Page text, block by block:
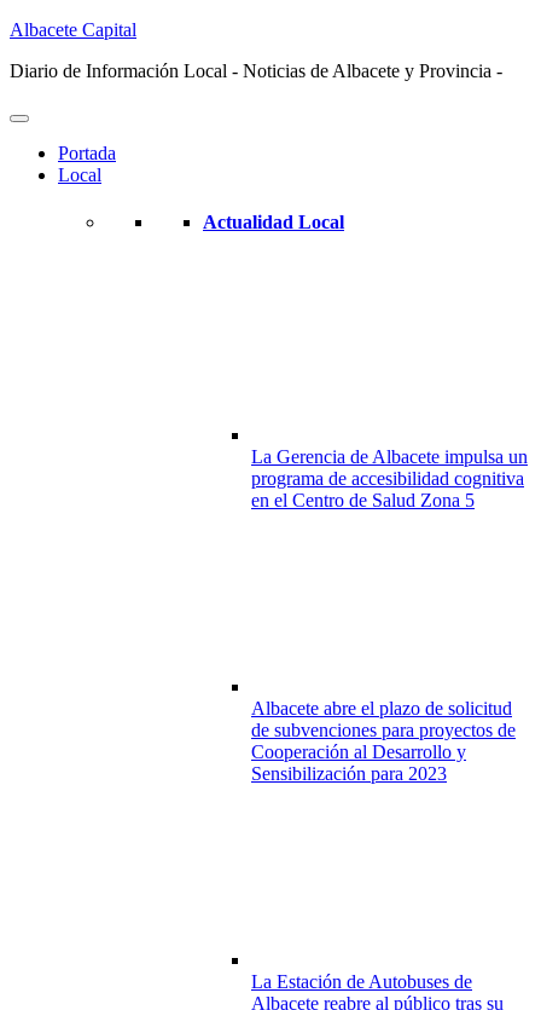
Albacete Capital
Diario de Información Local - Noticias de Albacete y Provincia -
Portada
Local
Actualidad Local
La Gerencia de Albacete impulsa un
programa de accesibilidad cognitiva
en el Centro de Salud Zona 5
Albacete abre el plazo de solicitud
de subvenciones para proyectos de
Cooperación al Desarrollo y
Sensibilización para 2023
La Estación de Autobuses de
Albacete reabre al público tras su